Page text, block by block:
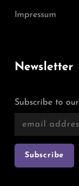
Impressum
Newsletter
Subscribe to